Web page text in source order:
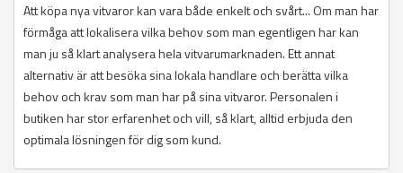
Att köpa nya vitvaror kan vara både enkelt och svårt... Om man har
förmåga att lokalisera vilka behov som man egentligen har kan
man ju så klart analysera hela vitvarumarknaden. Ett annat
alternativ är att besöka sina lokala handlare och berätta vilka
behov och krav som man har på sina vitvaror. Personalen i
butiken har stor erfarenhet och vill, så klart, alltid erbjuda den
optimala lösningen för dig som kund.